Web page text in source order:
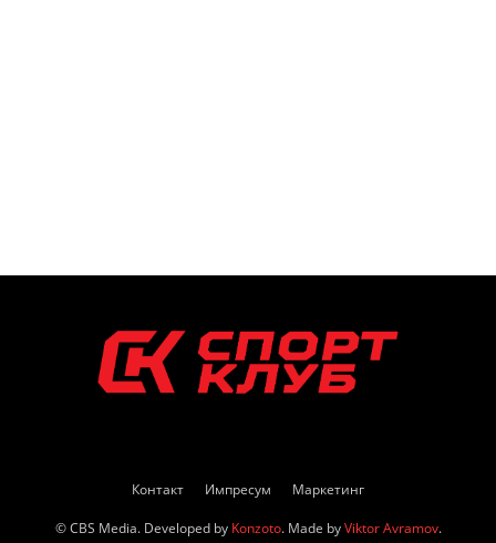
Контакт Импресум Маркетинг
© CBS Media. Developed by Konzoto. Made byViktor Avramov.